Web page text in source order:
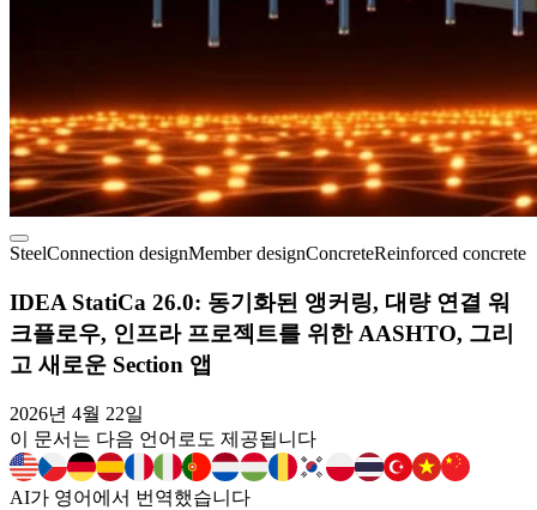
SteelConnection designMember designConcreteReinforced concrete
IDEA StatiCa 26.0: 동기화된 앵커링, 대량 연결 워
크플로우, 인프라 프로젝트를 위한 AASHTO, 그리
고 새로운 Section 앱
2026년 4월 22일
이 문서는 다음 언어로도 제공됩니다
AI가 영어에서 번역했습니다